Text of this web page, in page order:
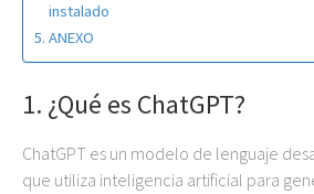
instalado
ANEXO
1. ¿Qué es ChatGPT?
ChatGPT es un modelo de lenguaje
que utiliza inteligencia artificial para